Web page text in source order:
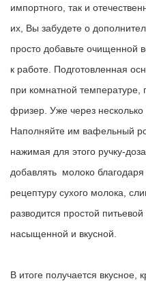
импортного, так и
их, Вы забудете о
просто добавьте очищенной
к работе. Подготовленная
при комнатной температуре,
фризер. Уже через
Наполняйте им вафельный
нажимая для этого ручку-
добавлять молоко
рецептуру сухого молока,
разводится простой
насыщенной и вкусной.
В итоге получается вкусное,